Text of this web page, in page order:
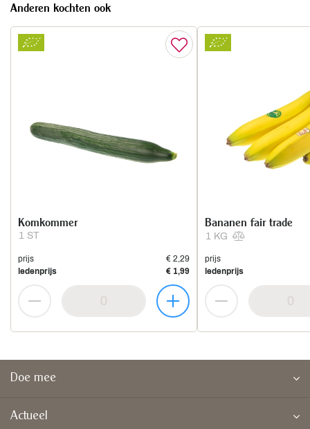
Anderen kochten ook
1 ST
Komkommer
prijs
€ 2,29
ledenprijs
€ 1,99
1 KG
Bananen fair trade
prijs
ledenprijs
Doe mee
Actueel